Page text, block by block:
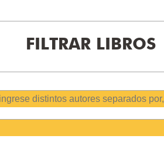
FILTRAR LIBROS